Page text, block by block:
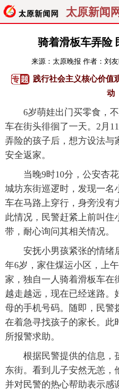
太原新闻网
聚焦
经济 关注
旅游 理财
看天下 晋月读
骑着滑板车弄险
来源： 太原晚报 作者：刘
践行社会主义核心价值
动
6岁萌娃出门买零食，不
车在街头徘徊了一天。2月
弄险的孩子后，想方设法与
安全返家。
当晚9时10分，公安杏花
城坊东街巡逻时，发现一名
车在马路上穿行，身旁没有
此情况，民警赶紧上前叫住
带，耐心询问其相关情况。
安抚小男孩紧张的情绪
年6岁，家住煤运小区，上
家，独自一人骑着滑板车在
越走越远，现在已经迷路。
母的手机号码。随即，民警
在着急寻找孩子的家长。此
所报警求助。
根据民警提供的信息，
东街。看到儿子安然无恙，
并对民警的热心帮助表示感